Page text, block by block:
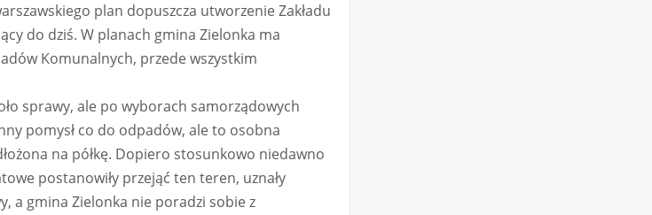
plan dopuszcza utworzenie Zakładu
do dziś. W planach gmina Zielonka ma
Komunalnych, przede wszystkim
sprawy, ale po wyborach samorządowych
pomysł co do odpadów, ale to osobna
na półkę. Dopiero stosunkowo niedawno
postanowiły przejąć ten teren, uznały
a gmina Zielonka nie poradzi sobie z